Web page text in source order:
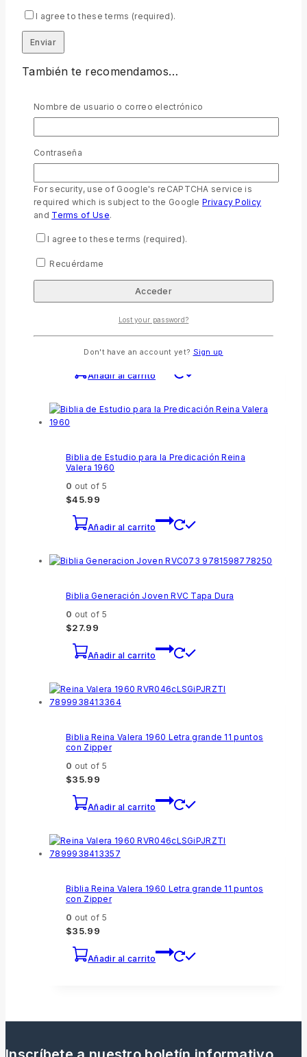
I agree to these terms (required).
También te recomendamos…
0out of 5
Añadir al carrito
Productos relacionados
Biblia Reina Valera Letra grande con Zipper
0out of 5
38.99
Añadir al carrito
Biblia de Estudio para la Predicación Reina
Valera 1960
0 out of 5
$45.99
Añadir al carrito
Biblia Generación Joven RVC Tapa Dura
0 out of 5
$27.99
Añadir al carrito
Biblia Reina Valera 1960 Letra grande 11 puntos
con Zipper
0 out of 5
$35.99
Añadir al carrito
Biblia Reina Valera 1960 Letra grande 11 puntos
con Zipper
0 out of 5
$35.99
Añadir al carrito
Nombre de usuario o correo electrónico
Contraseña
For security, use of Google's reCAPTCHA service is
required which is subject to the GooglePrivacy Policy
and Terms of Use.
I agree to these terms (required).
Recuérdame
Lost your password?
Don't have an account yet? Sign up